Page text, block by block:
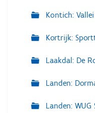
Kontich:
Kortrijk:
Laakdal: De
Landen:
Landen: